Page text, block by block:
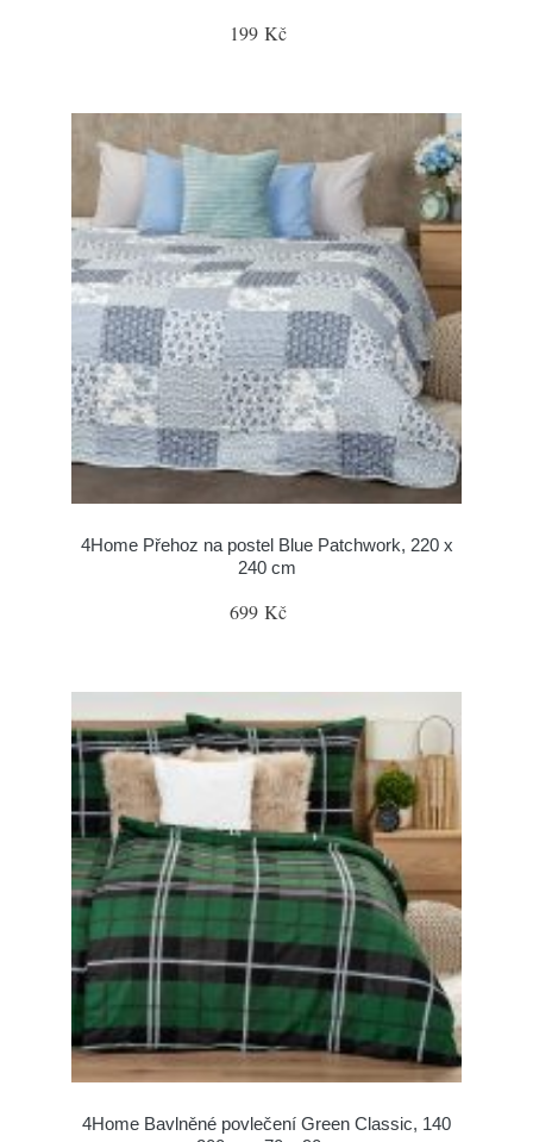
199 Kč
4Home Přehoz na postel Blue Patchwork, 220 x
240 cm
699 Kč
4Home Bavlněné povlečení Green Classic, 140